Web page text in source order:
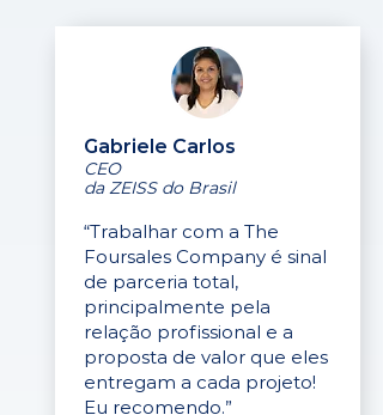
Gabriele Carlos
CEO
da ZEISS do Brasil
“Trabalhar com a The
Foursales Company é sinal
de parceria total,
principalmente pela
relação profissional e a
proposta de valor que eles
entregam a cada projeto!
Eu recomendo.”